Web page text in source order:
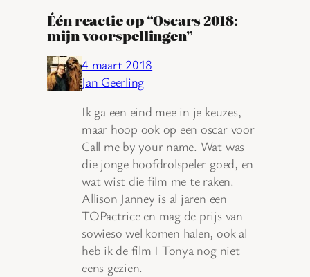
Één reactie op “Oscars 2018:
mijn voorspellingen”
4 maart 2018
Jan Geerling
Ik ga een eind mee in je keuzes,
maar hoop ook op een oscar voor
Call me by your name. Wat was
die jonge hoofdrolspeler goed, en
wat wist die film me te raken.
Allison Janney is al jaren een
TOPactrice en mag de prijs van
sowieso wel komen halen, ook al
heb ik de film I Tonya nog niet
eens gezien.